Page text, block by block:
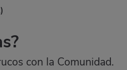
con la Comunidad.